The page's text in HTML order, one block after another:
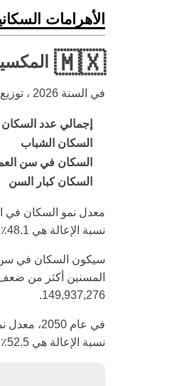
الأهرامات
🇲🇽
في السنة 2026 ،
إجمالي عدد السكان
السكان الشباب
السكان في سن
السكان كبار السن
نسبة الإعالة هي 48.1٪.
149,937,276.
نسبة الإعالة هي 52.5٪.